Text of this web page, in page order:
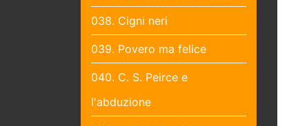
038. Cigni neri
039. Povero ma felice
040. C. S. Peirce e
l'abduzione